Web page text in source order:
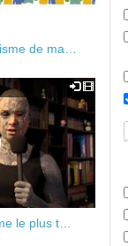
de ma…
le plus t…